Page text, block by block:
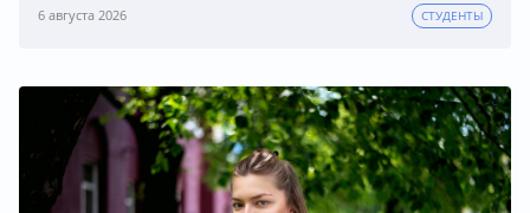
6 августа 2026 СТУДЕНТЫ